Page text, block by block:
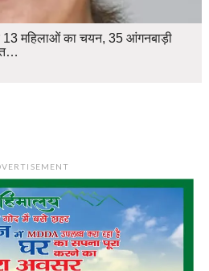
13 महिलाओं का चयन, 35 आंगनबाड़ी